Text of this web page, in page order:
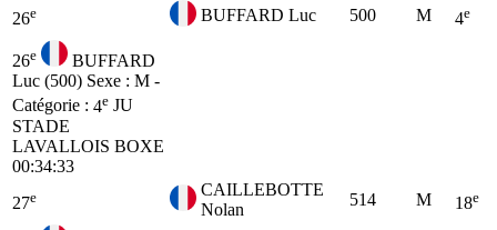
26e BUFFARD Luc 500 M 4e
26e
BUFFARD
Luc (500) Sexe : M -
Catégorie : 4e JU
STADE
LAVALLOIS BOXE
00:34:33
27e
CAILLEBOTTE
Nolan
514 M 18e